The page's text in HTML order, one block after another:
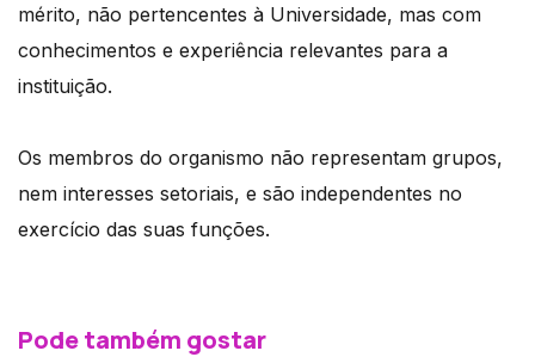
mérito, não pertencentes à Universidade, mas com
conhecimentos e experiência relevantes para a
instituição.
Os membros do organismo não representam grupos,
nem interesses setoriais, e são independentes no
exercício das suas funções.
Pode também gostar